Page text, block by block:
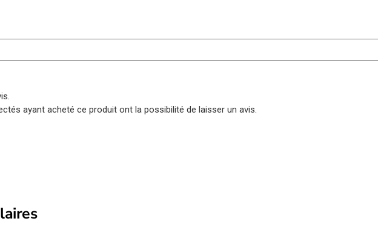
ayant acheté ce produit ont la possibilité de laisser un avis.